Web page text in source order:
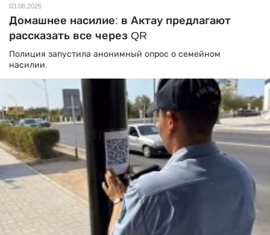
03.08.2025
Домашнее насилие: в Актау предлагают
рассказать все через QR
Полиция запустила анонимный опрос о семейном
насилии.